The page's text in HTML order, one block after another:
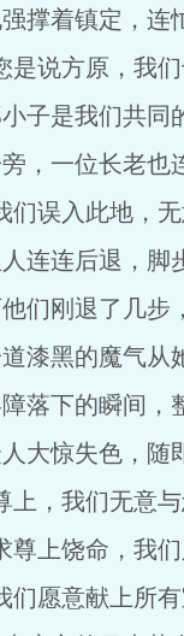
撑着镇定，连
是说方原，我
子是我们共同
，一位长老也
们误入此地，
人连连后退，脚
们刚退了几步
漆黑的魔气从
障落下的瞬间，
大惊失色，随
上，我们无意
尊上饶命，我
们愿意献上所